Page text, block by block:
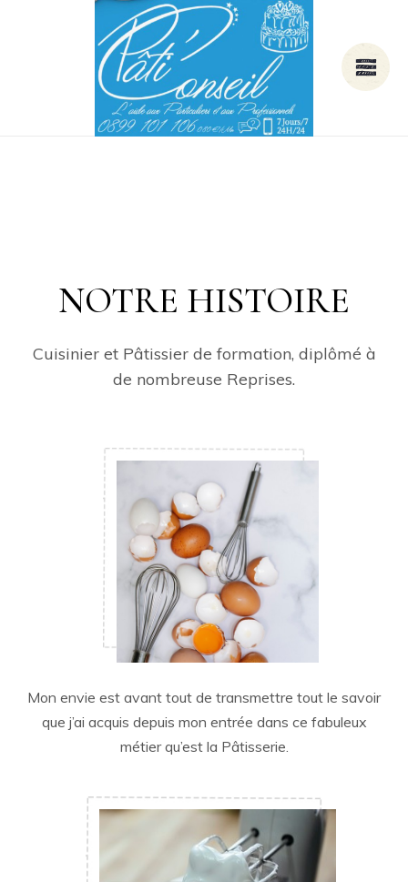
NOTRE HISTOIRE
Cuisinier et Pâtissier de formation, diplômé à
de nombreuse Reprises.
Mon envie est avant tout de transmettre tout le savoir
que j’ai acquis depuis mon entrée dans ce fabuleux
métier qu’est la Pâtisserie.